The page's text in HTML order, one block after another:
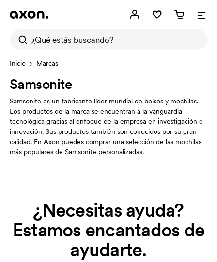
Inicio Marcas
Samsonite
Samsonite es un fabricante líder mundial de bolsos y mochilas.
Los productos de la marca se encuentran a la vanguardia
tecnológica gracias al enfoque de la empresa en investigación e
innovación. Sus productos también son conocidos por su gran
calidad. En Axon puedes comprar una selección de las mochilas
más populares de Samsonite personalizadas.
¿Necesitas ayuda?
Estamos encantados de
ayudarte.